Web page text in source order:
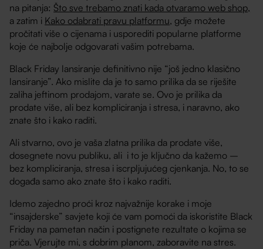
na pitanja: Što sve trebamo znati kada otvaramo web shop,
a zatim i Kako odabrati pravu platformu, gdje možete
pročitati više o cijenama i usporediti popularne platforme
koje će najbolje odgovarati vašim potrebama.
Black Friday lansiranje definitivno nije “još jedno klasično
lansiranje”. Ako mislite da je to samo prilika da se riješite
zaliha jeftinom prodajom, varate se. Ovo je prilika da
prodate više, ali bez kompliciranja i stresa, i naravno, ako
znate što i kako raditi.
Ali stvarno, ovo je vaša zlatna prilika da prodate više,
dosegnete novu publiku, ali i to je ključno da kažemo –
bez kompliciranja, stresa i iscrpljujućeg cjenkanja. No, to se
događa samo ako znate što i kako raditi.
Idemo zajedno proći kroz najvažnije korake i moje
“insajderske” savjete koji će vam pomoći da iskoristite Black
Friday na pametan način i postignete rezultate o kojima se
priča. Vjerujte mi, s dobrim planom, zaboravite na stres.